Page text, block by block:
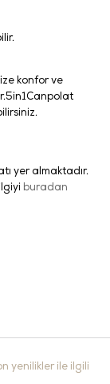
konfor ve
yer almaktadır.
buradan
yenilikler ile ilgili